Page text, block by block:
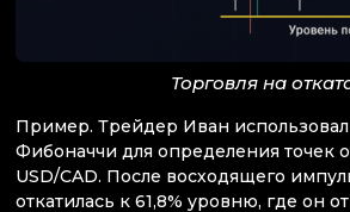
Торговля на
Пример. Трейдер Иван
Фибоначчи для определения точек
USD/CAD. После восходящего
откатилась к 61,8% уровню, где он